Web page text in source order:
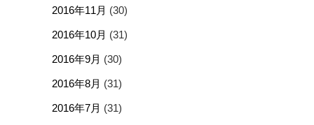
2016年11月 (30)
2016年10月 (31)
2016年9月 (30)
2016年8月 (31)
2016年7月 (31)